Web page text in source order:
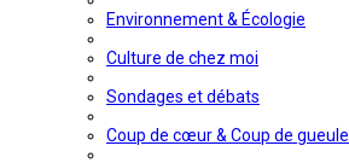
Environnement & Écologie
Culture de chez moi
Sondages et débats
Coup de cœur & Coup de gueule